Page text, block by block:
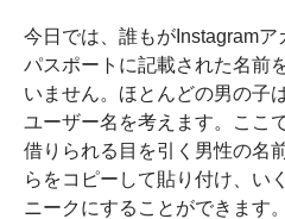
今日では、誰もがInstagramア
パスポートに記載された名前
いません。ほとんどの男の子
ユーザー名を考えます。ここ
借りられる目を引く男性の名
らをコピーして貼り付け、い
ニークにすることができます